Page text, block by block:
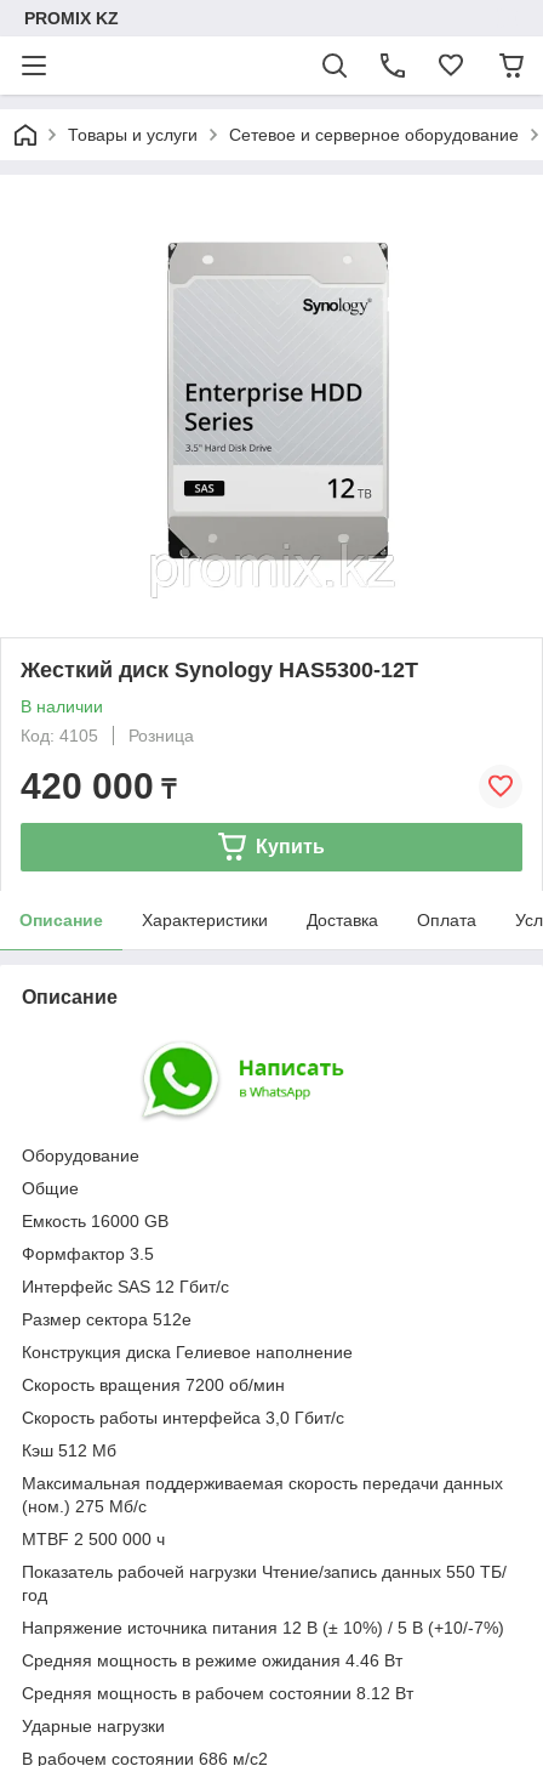
PROMIX KZ
Товары и услуги Сетевое и серверное оборудование
Жесткий диск Synology HAS5300-12T
В наличии
Код: 4105
Розница
420 000 ₸
Купить
Описание Характеристики Доставка Оплата
Описание
Оборудование
Общие
Емкость 16000 GB
Формфактор 3.5
Интерфейс SAS 12 Гбит/с
Размер сектора 512е
Конструкция диска Гелиевое наполнение
Скорость вращения 7200 об/мин
Скорость работы интерфейса 3,0 Гбит/с
Кэш 512 Мб
Максимальная поддерживаемая скорость передачи данных
(ном.) 275 Мб/c
MTBF 2 500 000 ч
Показатель рабочей нагрузки Чтение/запись данных 550 ТБ/
год
Напряжение источника питания 12 В (± 10%) / 5 В (+10/-7%)
Средняя мощность в режиме ожидания 4.46 Вт
Средняя мощность в рабочем состоянии 8.12 Вт
Ударные нагрузки
В рабочем состоянии 686 м/с2